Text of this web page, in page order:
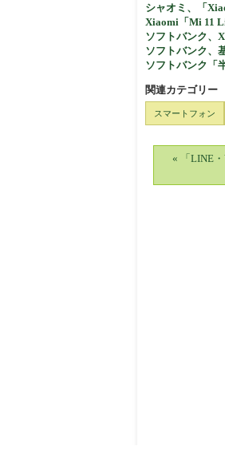
シャオミ、「
Xiaomi「Mi 11
ソフトバンク、
ソフトバンク、
ソフトバンク「
関連カテゴリー
スマートフォン
« 「LINE・